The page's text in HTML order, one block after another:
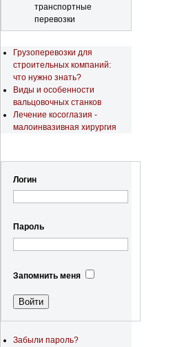
транспортные
перевозки
Грузоперевозки для
строительных компаний:
что нужно знать?
Виды и особенности
вальцовочных станков
Лечение косоглазия -
малоинвазивная хирургия
Логин
Пароль
Запомнить меня
Забыли пароль?